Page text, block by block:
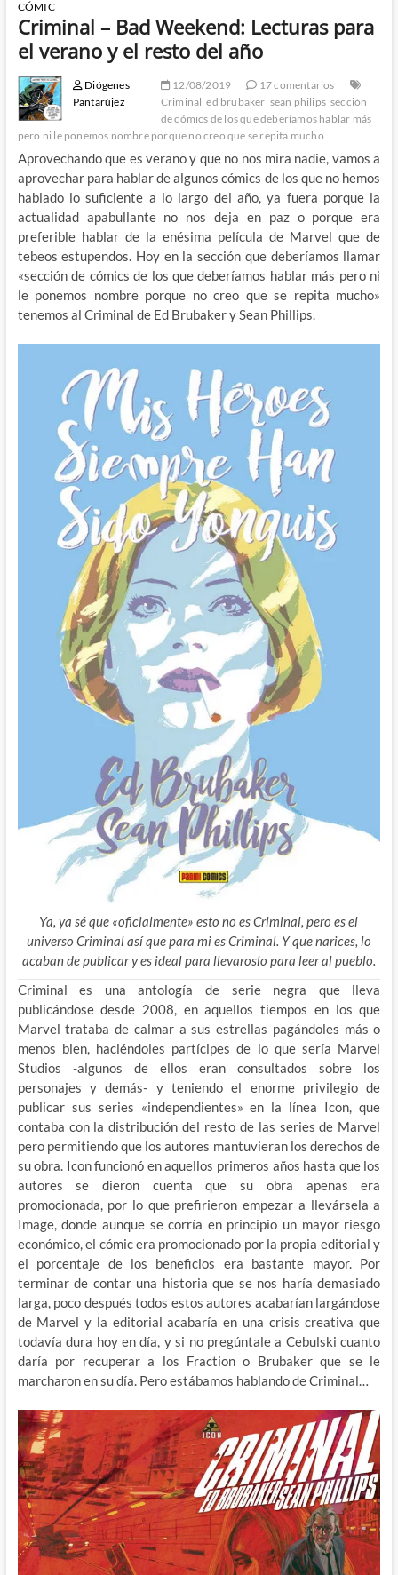
CÓMIC
Criminal – Bad Weekend: Lecturas para
el verano y el resto del año
Diógenes
Pantarújez
12/08/2019
17 comentarios
Criminal ed brubaker sean philips sección
de cómics de los que deberíamos hablar más
pero ni le ponemos nombre porque no creo que se repita mucho
Aprovechando que es verano y que no nos mira nadie, vamos a
aprovechar para hablar de algunos cómics de los que no hemos
hablado lo suficiente a lo largo del año, ya fuera porque la
actualidad apabullante no nos deja en paz o porque era
preferible hablar de la enésima película de Marvel que de
tebeos estupendos. Hoy en la sección que deberíamos llamar
«sección de cómics de los que deberíamos hablar más pero ni
le ponemos nombre porque no creo que se repita mucho»
tenemos al Criminal de Ed Brubaker y Sean Phillips.
Ya, ya sé que «oficialmente» esto no es Criminal, pero es el
universo Criminal así que para mi es Criminal. Y que narices, lo
acaban de publicar y es ideal para llevaroslo para leer al pueblo.
Criminal es una antología de serie negra que lleva
publicándose desde 2008, en aquellos tiempos en los que
Marvel trataba de calmar a sus estrellas pagándoles más o
menos bien, haciéndoles partícipes de lo que sería Marvel
Studios -algunos de ellos eran consultados sobre los
personajes y demás- y teniendo el enorme privilegio de
publicar sus series «independientes» en la línea Icon, que
contaba con la distribución del resto de las series de Marvel
pero permitiendo que los autores mantuvieran los derechos de
su obra. Icon funcionó en aquellos primeros años hasta que los
autores se dieron cuenta que su obra apenas era
promocionada, por lo que prefirieron empezar a llevársela a
Image, donde aunque se corría en principio un mayor riesgo
económico, el cómic era promocionado por la propia editorial y
el porcentaje de los beneficios era bastante mayor. Por
terminar de contar una historia que se nos haría demasiado
larga, poco después todos estos autores acabarían largándose
de Marvel y la editorial acabaría en una crisis creativa que
todavía dura hoy en día, y si no pregúntale a Cebulski cuanto
daría por recuperar a los Fraction o Brubaker que se le
marcharon en su día. Pero estábamos hablando de Criminal…